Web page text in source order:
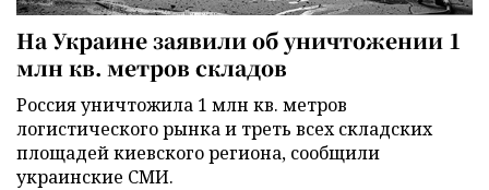
На Украине заявили об уничтожении 1
млн кв. метров складов
Россия уничтожила 1 млн кв. метров
логистического рынка и треть всех складских
площадей киевского региона, сообщили
украинские СМИ.